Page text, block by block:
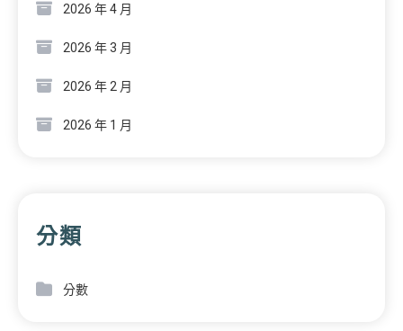
2026 年 4 月
2026 年 3 月
2026 年 2 月
2026 年 1 月
分類
分數